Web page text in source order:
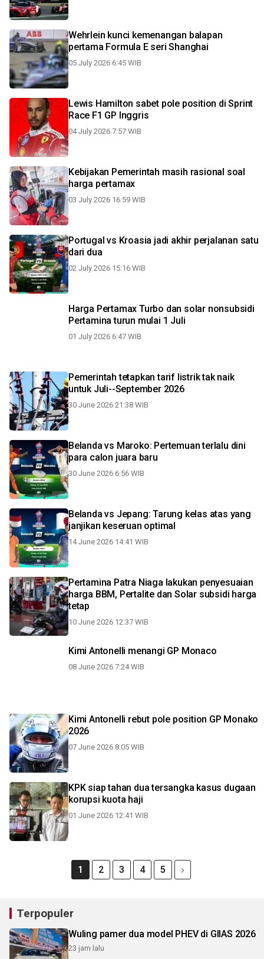
Wehrlein kunci kemenangan balapan
pertama Formula E seri Shanghai
05 July 2026 6:45 WIB
Lewis Hamilton sabet pole position di Sprint
Race F1 GP Inggris
04 July 2026 7:57 WIB
Kebijakan Pemerintah masih rasional soal
harga pertamax
03 July 2026 16:59 WIB
Portugal vs Kroasia jadi akhir perjalanan satu
dari dua
02 July 2026 15:16 WIB
Harga Pertamax Turbo dan solar nonsubsidi
Pertamina turun mulai 1 Juli
01 July 2026 6:47 WIB
Pemerintah tetapkan tarif listrik tak naik
untuk Juli--September 2026
30 June 2026 21:38 WIB
Belanda vs Maroko: Pertemuan terlalu dini
para calon juara baru
30 June 2026 6:56 WIB
Belanda vs Jepang: Tarung kelas atas yang
janjikan keseruan optimal
14 June 2026 14:41 WIB
Pertamina Patra Niaga lakukan penyesuaian
harga BBM, Pertalite dan Solar subsidi harga
tetap
10 June 2026 12:37 WIB
Kimi Antonelli menangi GP Monaco
08 June 2026 7:24 WIB
Kimi Antonelli rebut pole position GP Monako
2026
07 June 2026 8:05 WIB
KPK siap tahan dua tersangka kasus dugaan
korupsi kuota haji
01 June 2026 12:41 WIB
1 2 3 4 5
Terpopuler
Wuling pamer dua model PHEV di GIIAS 2026
23 jam lalu